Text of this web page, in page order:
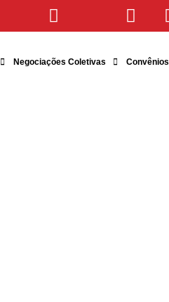
Negociações Coletivas Convênios